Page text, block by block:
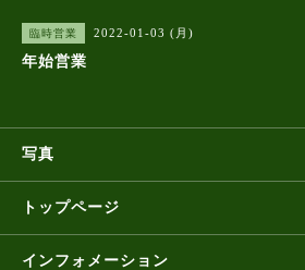
臨時営業 2022-01-03 (月)
年始営業
写真
トップページ
インフォメーション